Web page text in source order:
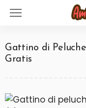
Gattino di
Gratis